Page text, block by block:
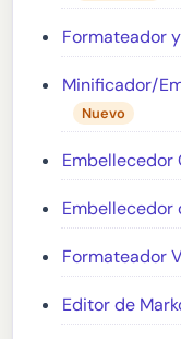
Formateador
Minificador/
Nuevo
Embellecedor
Embellecedor
Formateador
Editor de